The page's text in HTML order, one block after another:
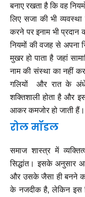
बनाए रखता है कि वह
लिए सजा की भी
करने पर इनाम भी प्रदान
नियमों की वजह से अपना
मुखर हो पाता है जहां
नाम की संस्था का नहीं
गलियों और रात के
शक्तिशाली होता है और
आकर कमजोर हो जाती हैं।
रोल मॉडल
समाज शास्त्र में
सिद्धांत। इसके अनुसार
और उसके जैसा ही बनने
के नजदीक है, लेकिन इस